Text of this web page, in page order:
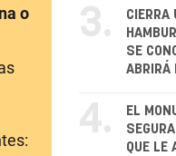
o
3.
CIERRA
SE
ABRIRÁ
4.
EL
QUE LE